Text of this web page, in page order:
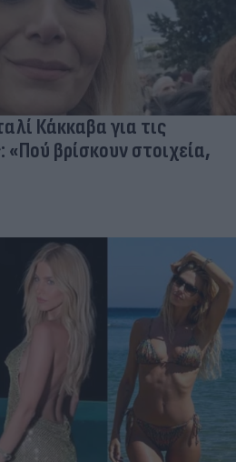
Κάκκαβα για τις
«Πού βρίσκουν στοιχεία,